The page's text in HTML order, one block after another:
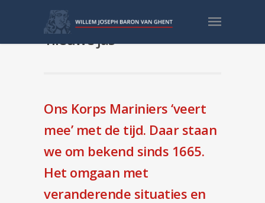
Korps Mariniers in de
‘nieuwe jas’
Ons Korps Mariniers ‘veert
mee’ met de tijd. Daar staan
we om bekend sinds 1665.
Het omgaan met
veranderende situaties en